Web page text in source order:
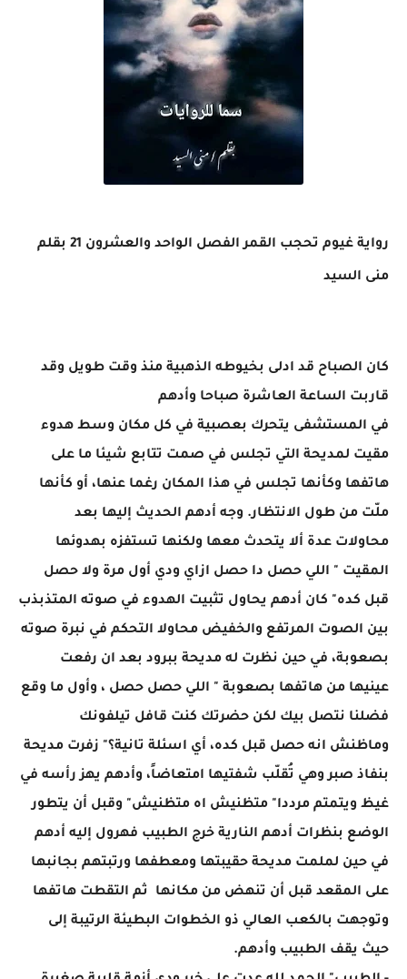
رواية غيوم تحجب القمر الفصل الواحد والعشرون 21 بقلم
منى السيد
كان الصباح قد ادلى بخيوطه الذهبية منذ وقت طويل وقد
قاربت الساعة العاشرة صباحا وأدهم
في المستشفى يتحرك بعصبية في كل مكان وسط هدوء
مقيت لمديحة التي تجلس في صمت تتابع شيئا ما على
هاتفها وكأنها تجلس في هذا المكان رغما عنها، أو كأنها
ملّت من طول الانتظار. وجه أدهم الحديث إليها بعد
محاولات عدة ألا يتحدث معها ولكنها تستفزه بهدوئها
المقيت " اللي حصل دا حصل ازاي ودي أول مرة ولا حصل
قبل كده" كان أدهم يحاول تثبيت الهدوء في صوته المتذبذب
بين الصوت المرتفع والخفيض محاولا التحكم في نبرة صوته
بصعوبة، في حين نظرت له مديحة ببرود بعد ان رفعت
عينيها من هاتفها بصعوبة " اللي حصل حصل ، وأول ما وقع
فضلنا نتصل بيك لكن حضرتك كنت قافل تيلفونك
وماظنش انه حصل قبل كده، أي اسئلة تانية؟" زفرت مديحة
بنفاذ صبر وهي تُقلّب شفتيها امتعاضاً، وأدهم يهز رأسه في
غيظ ويتمتم مرددا" متظنيش اه متظنيش" وقبل أن يتطور
الوضع بنظرات أدهم النارية خرج الطبيب فهرول إليه أدهم
في حين لملمت مديحة حقيبتها ومعطفها ورتبتهم بجانبها
على المقعد قبل أن تنهض من مكانها ثم التقطت هاتفها
وتوجهت بالكعب العالي ذو الخطوات البطيئة الرتيبة إلى
حيث يقف الطبيب وأدهم.